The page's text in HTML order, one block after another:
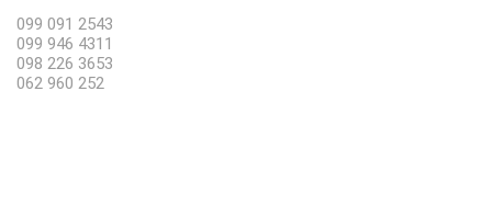
099 091 2543
099 946 4311
098 226 3653
062 960 252